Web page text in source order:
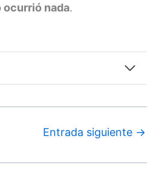
ocurrió nada.
Entrada siguiente →